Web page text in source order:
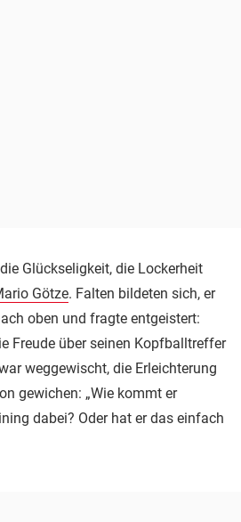
Glückseligkeit, die Lockerheit
Götze. Falten bildeten sich, er
oben und fragte entgeistert:
Freude über seinen Kopfballtreffer
weggewischt, die Erleichterung
gewichen: „Wie kommt er
dabei? Oder hat er das einfach